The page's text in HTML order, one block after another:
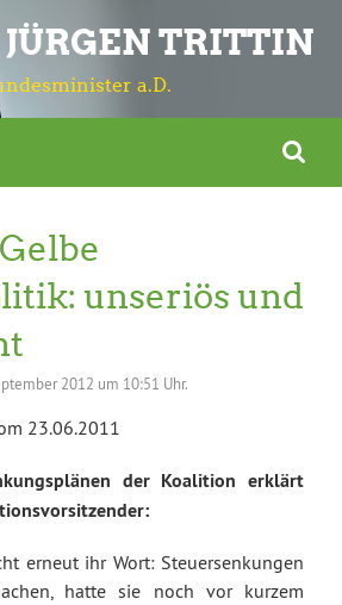
TRITTIN
a.D.
unseriös und
2012 um 10:51 Uhr.
23.06.2011
der Koalition erklärt
erneut ihr Wort: Steuersenkungen
hatte sie noch vor kurzem